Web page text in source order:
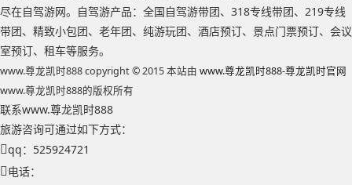
尽在自驾游网。自驾游产品：全国自驾游带团、318专线带团、219专线
带团、精致小包团、老年团、纯游玩团、酒店预订、景点门票预订、会议
室预订、租车等服务。
www.尊龙凯时888 copyright © 2015 本站由 www.尊龙凯时888-尊龙凯时官网
www.尊龙凯时888的版权所有
联系www.尊龙凯时888
旅游咨询可通过如下方式：
qq：525924721
电话：